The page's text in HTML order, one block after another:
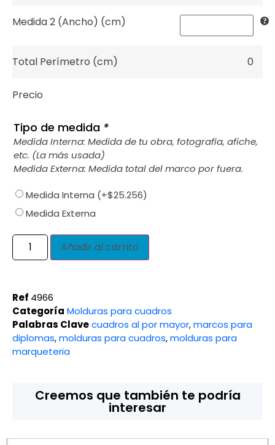
Medida 2 (Ancho) (cm)
Total Perímetro (cm) 0
Precio
Tipo de medida *
Medida Interna: Medida de tu obra, fotografía, afiche,
etc. (La más usada)
Medida Externa: Medida total del marco por fuera.
Medida Interna (+$25.256)
Medida Externa
Añadir al carrito
Ref 4966
Categoría Molduras para cuadros
Palabras Clavecuadros al por mayor,marcos para
diplomas,molduras para cuadros,molduras para
marqueteria
Creemos que también te podría
interesar